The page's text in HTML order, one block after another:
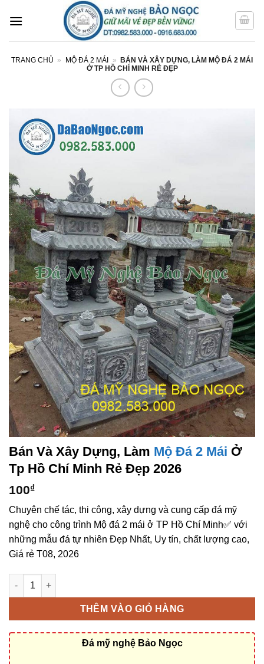
qua
TRANG CHỦ » MỘ ĐÁ 2 MÁI »
BÁN VÀ XÂY DỰNG, LÀM MỘ ĐÁ 2 MÁI
Ở TP HỒ CHÍ MINH RẺ ĐẸP
Bán Và Xây Dựng, Làm Mộ Đá 2 Mái Ở
Tp Hồ Chí Minh Rẻ Đẹp 2026
100₫
Chuyên chế tác, thi công, xây dựng và cung cấp đá mỹ
nghệ cho công trình Mộ đá 2 mái ở TP Hồ Chí Minh✅ với
những mẫu đá tự nhiên Đẹp Nhất, Uy tín, chất lượng cao,
Giá rẻ T08, 2026
Bán và xây dựng, làm Mộ đá 2 mái ở TP Hồ Chí Minh rẻ đẹp
THÊM VÀO GIỎ HÀNG
Đá mỹ nghệ Bảo Ngọc